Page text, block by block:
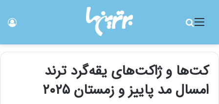
منو
کت‌ها و ژاکت‌های یقه‌گرد ترند
امسال مد پاییز و زمستان ۲۰۲۵